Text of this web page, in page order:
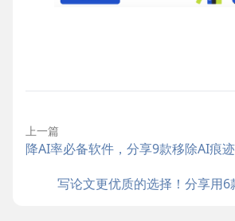
上一篇
降AI率必备软件，分享9款移除AI痕
写论文更优质的选择！分享用